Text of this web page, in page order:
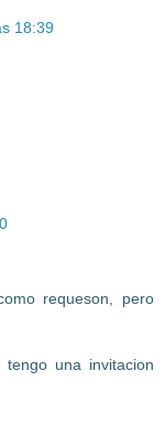
18:39
requeson, pero
una invitacion